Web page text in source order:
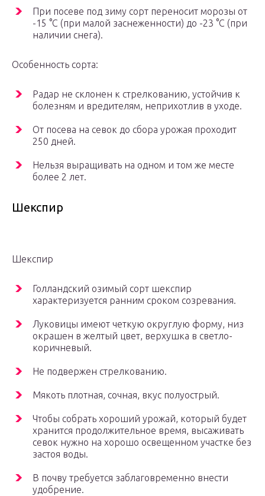
При посеве под зиму сорт переносит морозы от
-15 °C (при малой заснеженности) до -23 °C (при
наличии снега).
Особенность сорта:
Радар не склонен к стрелкованию, устойчив к
болезням и вредителям, неприхотлив в уходе.
От посева на севок до сбора урожая проходит
250 дней.
Нельзя выращивать на одном и том же месте
более 2 лет.
Шекспир
Шекспир
Голландский озимый сорт шекспир
характеризуется ранним сроком созревания.
Луковицы имеют четкую округлую форму, низ
окрашен в желтый цвет, верхушка в светло-
коричневый.
Не подвержен стрелкованию.
Мякоть плотная, сочная, вкус полуострый.
Чтобы собрать хороший урожай, который будет
хранится продолжительное время, высаживать
севок нужно на хорошо освещенном участке без
застоя воды.
В почву требуется заблаговременно внести
удобрение.